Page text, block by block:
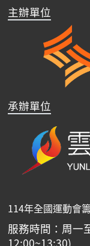
主辦單位
承辦單位
114年全國運動會
服務時間：周一
12:00~13:30)